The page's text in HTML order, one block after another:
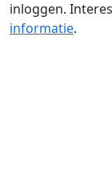
inloggen.
informatie.